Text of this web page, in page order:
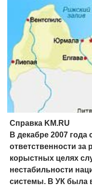
Справка KM.RU
В декабре 2007
ответственности за
корыстных целях
нестабильности
системы. В УК была